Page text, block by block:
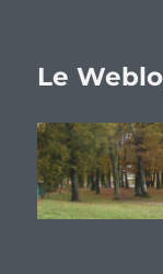
Le